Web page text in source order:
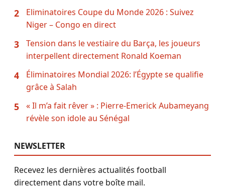
2
Eliminatoires Coupe du Monde 2026 : Suivez
Niger – Congo en direct
3
Tension dans le vestiaire du Barça, les joueurs
interpellent directement Ronald Koeman
4
Éliminatoires Mondial 2026: l’Égypte se qualifie
grâce à Salah
5
« Il m’a fait rêver » : Pierre-Emerick Aubameyang
révèle son idole au Sénégal
NEWSLETTER
Recevez les dernières actualités football
directement dans votre boîte mail.